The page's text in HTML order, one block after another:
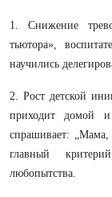
1. Снижение
тьютора»,
научились
2. Рост детской
приходит домой
спрашивает:
главный
любопытства.